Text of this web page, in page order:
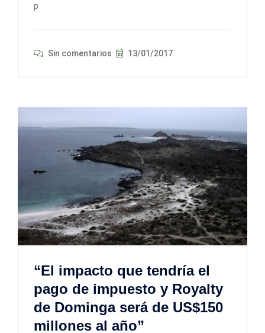
p
Sin comentarios 13/01/2017
“El impacto que tendría el
pago de impuesto y Royalty
de Dominga será de US$150
millones al año”